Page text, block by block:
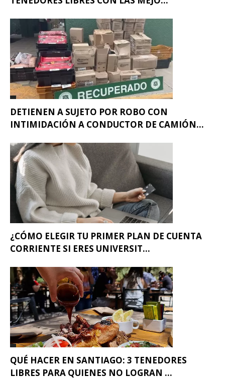
DETIENEN A SUJETO POR ROBO CON
INTIMIDACIÓN A CONDUCTOR DE CAMIÓN...
¿CÓMO ELEGIR TU PRIMER PLAN DE CUENTA
CORRIENTE SI ERES UNIVERSIT...
QUÉ HACER EN SANTIAGO: 3 TENEDORES
LIBRES PARA QUIENES NO LOGRAN ...